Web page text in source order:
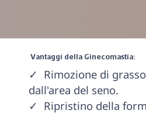
Vantaggi della Ginecomastia:
✓  Rimozione di
dall'area del seno.
✓  Ripristino della